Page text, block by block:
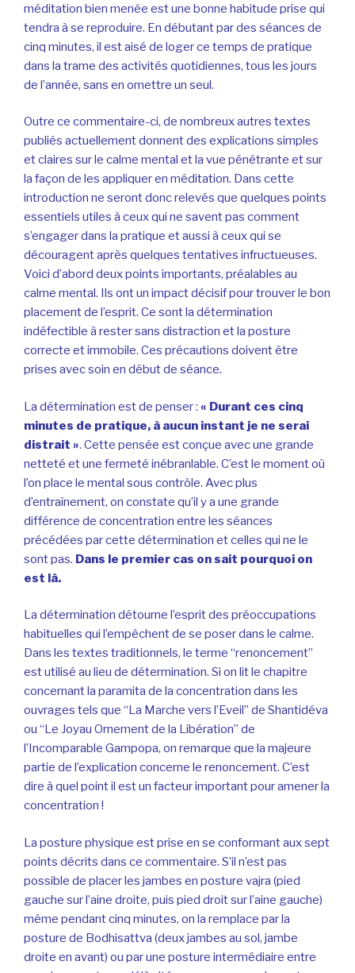
méditation bien menée est une bonne habitude prise qui
tendra à se reproduire. En débutant par des séances de
cinq minutes, il est aisé de loger ce temps de pratique
dans la trame des activités quotidiennes, tous les jours
de l’année, sans en omettre un seul.
Outre ce commentaire-ci, de nombreux autres textes
publiés actuellement donnent des explications simples
et claires sur le calme mental et la vue pénétrante et sur
la façon de les appliquer en méditation. Dans cette
introduction ne seront donc relevés que quelques points
essentiels utiles à ceux qui ne savent pas comment
s’engager dans la pratique et aussi à ceux qui se
découragent après quelques tentatives infructueuses.
Voici d’abord deux points importants, préalables au
calme mental. Ils ont un impact décisif pour trouver le bon
placement de l’esprit. Ce sont la détermination
indéfectible à rester sans distraction et la posture
correcte et immobile. Ces précautions doivent être
prises avec soin en début de séance.
La détermination est de penser : « Durant ces cinq
minutes de pratique, à aucun instant je ne serai
distrait ». Cette pensée est conçue avec une grande
netteté et une fermeté inébranlable. C’est le moment où
l’on place le mental sous contrôle. Avec plus
d’entraînement, on constate qu’il y a une grande
différence de concentration entre les séances
précédées par cette détermination et celles qui ne le
sont pas. Dans le premier cas on sait pourquoi on
est là.
La détermination détourne l’esprit des préoccupations
habituelles qui l’empêchent de se poser dans le calme.
Dans les textes traditionnels, le terme “renoncement”
est utilisé au lieu de détermination. Si on lit le chapitre
concernant la paramita de la concentration dans les
ouvrages tels que “La Marche vers l’Eveil” de Shantidéva
ou “Le Joyau Ornement de la Libération” de
l’Incomparable Gampopa, on remarque que la majeure
partie de l’explication concerne le renoncement. C’est
dire à quel point il est un facteur important pour amener la
concentration !
La posture physique est prise en se conformant aux sept
points décrits dans ce commentaire. S’il n’est pas
possible de placer les jambes en posture vajra (pied
gauche sur l’aine droite, puis pied droit sur l’aine gauche)
même pendant cinq minutes, on la remplace par la
posture de Bodhisattva (deux jambes au sol, jambe
droite en avant) ou par une posture intermédiaire entre